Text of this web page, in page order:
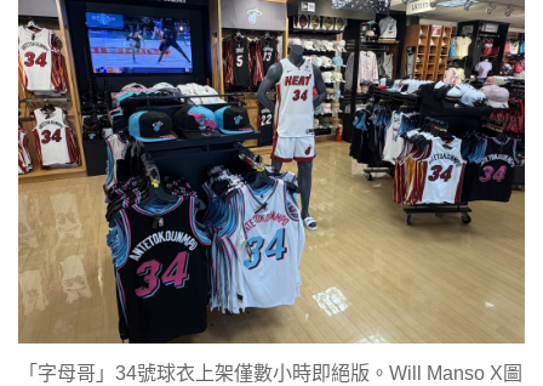
「字母哥」34號球衣上架僅數小時即絕版。Will Manso X圖